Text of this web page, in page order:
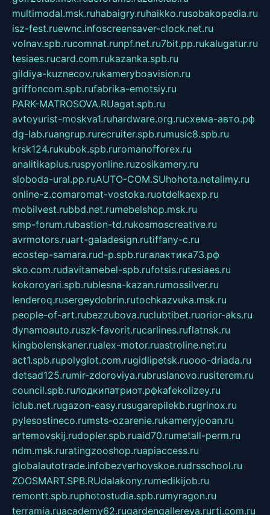
multimodal.msk.ruhabaigry.ruhaikko.rusobakopedia.ru
isz-fest.ruewnc.infoscreensaver-clock.net.ru
volnav.spb.rucomnat.runpf.net.ru7bit.pp.rukalugatur.ru
tesiaes.rucard.com.rukazanka.spb.ru
gildiya-kuznecov.rukameryboavision.ru
griffoncom.spb.rufabrika-emotsiy.ru
PARK-MATROSOVA.RUagat.spb.ru
avtoyurist-moskva1.ruhardware.org.ruсхема-авто.рф
dg-lab.ruangrup.rurecruiter.spb.rumusic8.spb.ru
krsk124.rukubok.spb.ruromanofforex.ru
analitikaplus.ruspyonline.ruzosikamery.ru
sloboda-ural.pp.ruAUTO-COM.SUhohota.netalimy.ru
online-z.comaromat-vostoka.ruotdelkaexp.ru
mobilvest.rubbd.net.rumebelshop.msk.ru
smp-forum.rubastion-td.rukosmoscreative.ru
avrmotors.ruart-galadesign.rutiffany-c.ru
ecostep-samara.rud-p.spb.ruгалактика73.рф
sko.com.rudavitamebel-spb.rufotsis.rutesiaes.ru
kokoroyari.spb.rublesna-kazan.rumossilver.ru
lenderoq.rusergeydobrin.rutochkazvuka.msk.ru
people-of-art.rubezzubova.ruclubtibet.ruorior-aks.ru
dynamoauto.ruszk-favorit.rucarlines.ruflatnsk.ru
kingbolenskaner.rualex-motor.ruastroline.net.ru
act1.spb.rupolyglot.com.rugidlipetsk.ruooo-driada.ru
detsad125.rumir-zdoroviya.rubruslanovo.rusiterem.ru
council.spb.ruлодкипатриот.рфkafekolizey.ru
iclub.net.rugazon-easy.rusugarepilekb.rugrinox.ru
pylesostineco.rumsts-ozarenie.rukameryjooan.ru
artemovskij.rudopler.spb.ruaid70.rumetall-perm.ru
ndm.msk.ruratingzooshop.ruapiaccess.ru
globalautotrade.infobezverhovskoe.rudrsschool.ru
ZOOSMART.SPB.RUdalakony.rumedikijob.ru
remontt.spb.ruphotostudia.spb.rumyragon.ru
terramia.ruacademy62.rugardengallereya.rurti.com.ru